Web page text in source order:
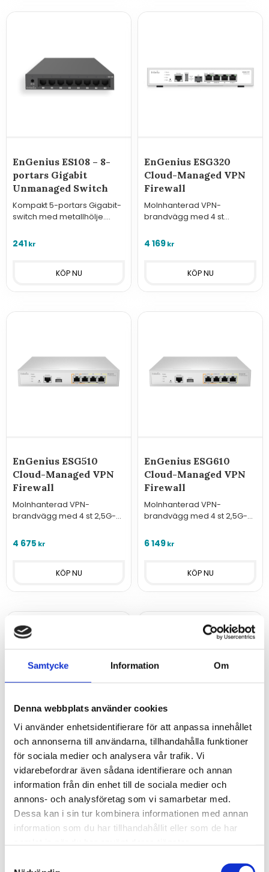
Samtycke Information Om
Denna webbplats använder cookies
Vi använder enhetsidentifierare för att anpassa innehållet
och annonserna till användarna, tillhandahålla funktioner
för sociala medier och analysera vår trafik. Vi
vidarebefordrar även sådana identifierare och annan
information från din enhet till de sociala medier och
annons- och analysföretag som vi samarbetar med.
Dessa kan i sin tur kombinera informationen med annan
information som du har tillhandahållit eller som de har
EnGenius ES108 – 8-
portars Gigabit
Unmanaged Switch
Kompakt 5-portars Gigabit-
switch med metallhölje.
(fläktlös) och energisnål.
241kr
EnGenius ESG320
Cloud-Managed VPN
Firewall
Molnhanterad VPN-
brandvägg med 4 st
SFP. Erbjuder 3 Gbps SPI-
4 169kr
EnGenius ESG510
Cloud-Managed VPN
Firewall
Molnhanterad VPN-
brandvägg med 4 st 2,5G-
Gbps SPI-kapacitet och
4 675 kr
EnGenius ESG610
Cloud-Managed VPN
Firewall
Molnhanterad VPN-
brandvägg med 4 st 2,5G-
6,8 Gbps SPI-kapacitet och
6 149kr
EnGenius ESG620
Cloud-Managed VPN
Firewall
Molnhanterad 10G SD-WAN
Gateway med 8x 2,5G-
portar (4x PoE+) och 2x 10G
7 909kr
EnGenius EXT1105P
Switch Extender (PoE-
passthrough)
Molnhanterad 5-ports
Gigabit Switch med SFP, PoE-
in och 1 st PoE-ut (pass-
1 309kr